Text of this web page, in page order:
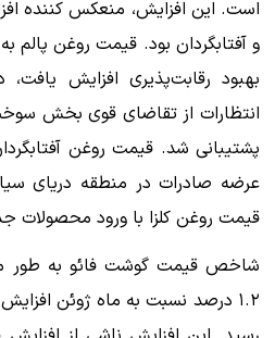
است. این افزایش، منعکس کننده
و آفتابگردان بود. قیمت روغن پالم
بهبود رقابت‌پذیری افزایش
انتظارات از تقاضای قوی بخش
پشتیبانی شد. قیمت روغن
عرضه صادرات در منطقه دریای
قیمت روغن کلزا با ورود محصولات
۱.۲ درصد نسبت به ماه ژوئن